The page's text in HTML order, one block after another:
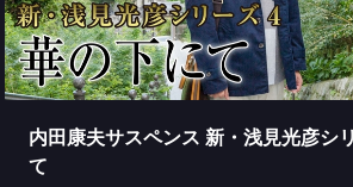
内田康夫サスペンス 新・浅見光彦シ
て